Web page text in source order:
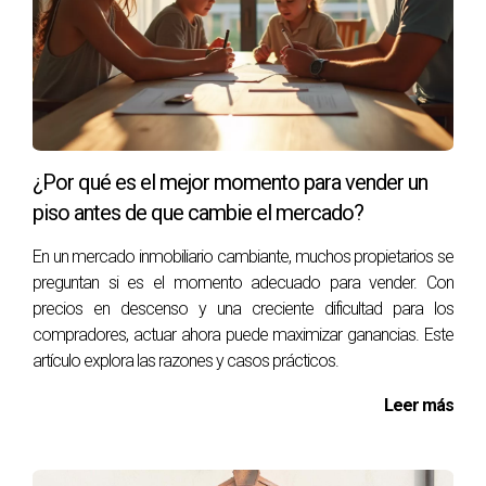
Embalse de Alloz
El embalse de Alloz es otro sitio ideal para una
escapada relajante. Rodeado por montañas y
bosques frondosos, este embalse no solo ofrece
vistas espectaculares sino también actividades
recreativas como la pesca o paseos en kayak.
y la tranquilidad mientras te sumerges en la naturaleza.
Es un lugar perfecto para desconectar del bullicio
diario.
cercanos como Ujué y Ochagavía. Ujué destaca por
¿Por qué es el mejor momento para vender un
piso antes de que cambie el mercado?
En un mercado inmobiliario cambiante, muchos propietarios se
preguntan si es el momento adecuado para vender. Con
precios en descenso y una creciente dificultad para los
compradores, actuar ahora puede maximizar ganancias. Este
artículo explora las razones y casos prácticos.
Leer más